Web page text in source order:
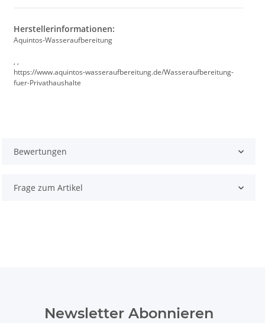
Herstellerinformationen:
Aquintos-Wasseraufbereitung
, ,
https://www.aquintos-wasseraufbereitung.de/Wasseraufbereitung-
fuer-Privathaushalte
Bewertungen
Frage zum Artikel
Newsletter Abonnieren